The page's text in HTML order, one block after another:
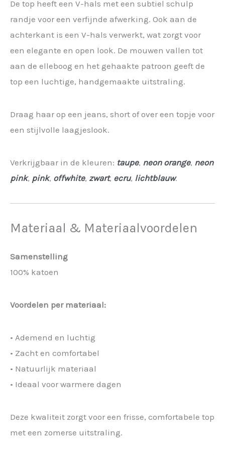
De top heeft een V-hals met een subtiel schulp
randje voor een verfijnde afwerking. Ook aan de
achterkant is een V-hals verwerkt, wat zorgt voor
een elegante en open look. De mouwen vallen tot
aan de elleboog en het gehaakte patroon geeft de
top een luchtige, handgemaakte uitstraling.
Draag haar op een jeans, short of over een topje voor
een stijlvolle laagjeslook.
Verkrijgbaar in de kleuren: taupe, neon orange, neon
pink, pink, offwhite, zwart, ecru, lichtblauw.
Materiaal & Materiaalvoordelen
Samenstelling
100% katoen
Voordelen per materiaal:
• Ademend en luchtig
• Zacht en comfortabel
• Natuurlijk materiaal
• Ideaal voor warmere dagen
Deze kwaliteit zorgt voor een frisse, comfortabele top
met een zomerse uitstraling.